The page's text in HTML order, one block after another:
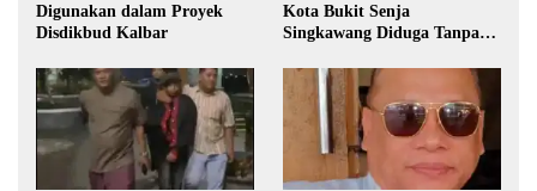
Digunakan dalam Proyek
Disdikbud Kalbar
Kota Bukit Senja
Singkawang Diduga Tanpa